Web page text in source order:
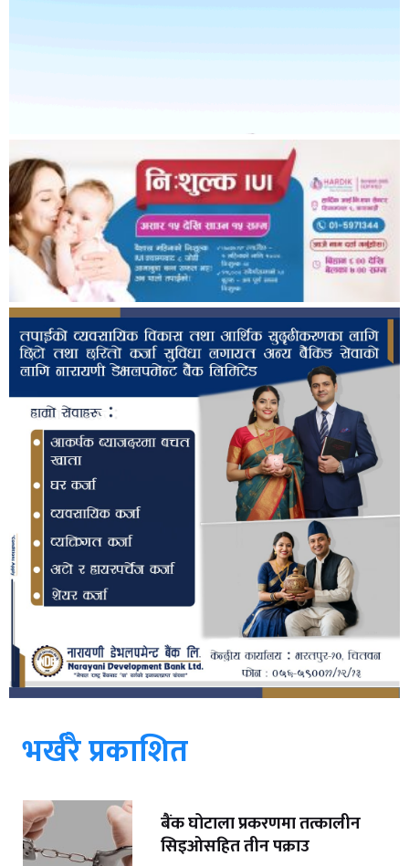
भर्खरै प्रकाशित
बैंक घोटाला प्रकरणमा तत्कालीन
सिइओसहित तीन पक्राउ